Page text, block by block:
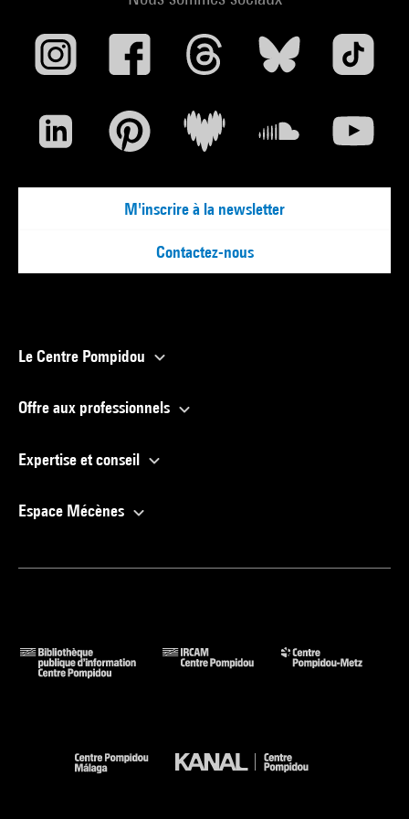
M'inscrire à la newsletter
Contactez-nous
Le Centre Pompidou
Offre aux professionnels
Expertise et conseil
Espace Mécènes